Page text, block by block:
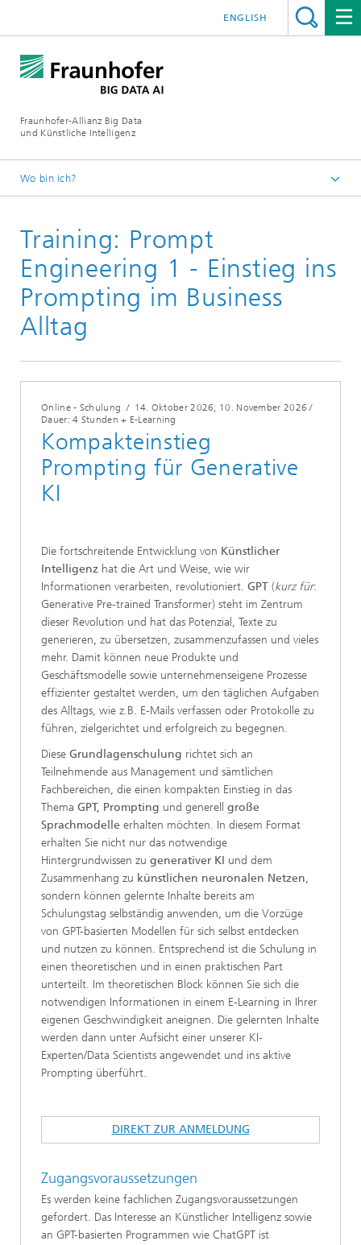
Fraunhofer-Allianz Big Data
und Künstliche Intelligenz
ENGLISH
Wo bin ich?
Schulungen
Training: Prompt
Engineering 1 - Einstieg ins
Prompting im Business
Alltag
Online - Schulung / 14. Oktober 2026, 10. November 2026 /
Dauer: 4 Stunden + E-Learning
Kompakteinstieg
Prompting für Generative
KI
Die fortschreitende Entwicklung von Künstlicher
Intelligenz hat die Art und Weise, wie wir
Informationen verarbeiten, revolutioniert. GPT (kurz für:
Generative Pre-trained Transformer) steht im Zentrum
dieser Revolution und hat das Potenzial, Texte zu
generieren, zu übersetzen, zusammenzufassen und vieles
mehr. Damit können neue Produkte und
Geschäftsmodelle sowie unternehmenseigene Prozesse
effizienter gestaltet werden, um den täglichen Aufgaben
des Alltags, wie z.B. E-Mails verfassen oder Protokolle zu
führen, zielgerichtet und erfolgreich zu begegnen.
Diese Grundlagenschulung richtet sich an
Teilnehmende aus Management und sämtlichen
Fachbereichen, die einen kompakten Einstieg in das
Thema GPT, Prompting und generell große
Sprachmodelle erhalten möchten. In diesem Format
erhalten Sie nicht nur das notwendige
Hintergrundwissen zu generativer KI und dem
Zusammenhang zu künstlichen neuronalen Netzen,
sondern können gelernte Inhalte bereits am
Schulungstag selbständig anwenden, um die Vorzüge
von GPT-basierten Modellen für sich selbst entdecken
und nutzen zu können. Entsprechend ist die Schulung in
einen theoretischen und in einen praktischen Part
unterteilt. Im theoretischen Block können Sie sich die
notwendigen Informationen in einem E-Learning in Ihrer
eigenen Geschwindigkeit aneignen. Die gelernten Inhalte
werden dann unter Aufsicht einer unserer KI-
Experten/Data Scientists angewendet und ins aktive
Prompting überführt.
DIREKT ZUR ANMELDUNG
Zugangsvoraussetzungen
Es werden keine fachlichen Zugangsvoraussetzungen
gefordert. Das Interesse an Künstlicher Intelligenz sowie
an GPT-basierten Programmen wie ChatGPT ist